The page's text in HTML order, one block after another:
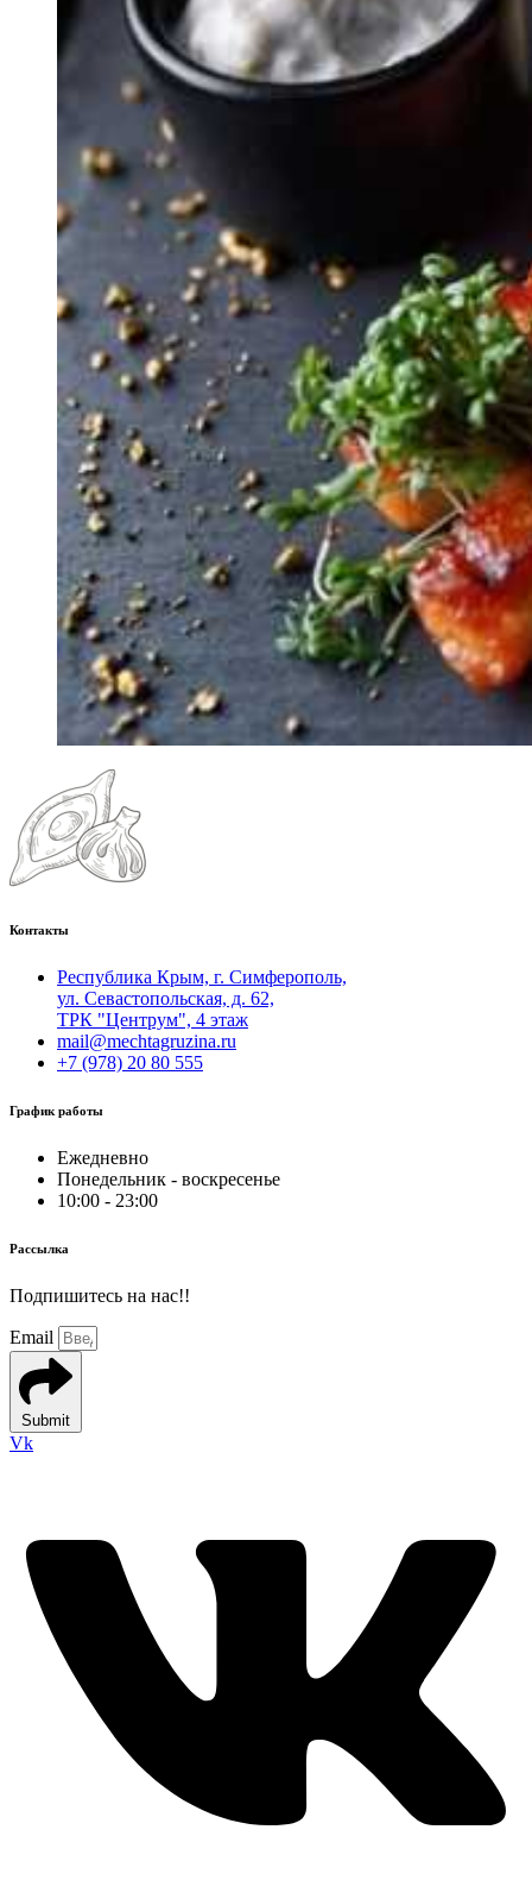
Контакты
Республика Крым, г. Симферополь,
ул. Севастопольская, д. 62,
ТРК "Центрум", 4 этаж
mail@mechtagruzina.ru
+7 (978) 20 80 555
График работы
Ежедневно
Понедельник - воскресенье
10:00 - 23:00
Рассылка
Подпишитесь на нас!!
Email
Submit
Vk